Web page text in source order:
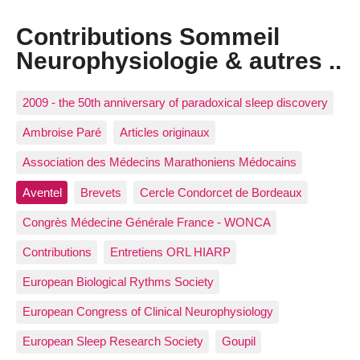
Contributions Sommeil
Neurophysiologie & autres ..
2009 - the 50th anniversary of paradoxical sleep discovery
Ambroise Paré Articles originaux
Association des Médecins Marathoniens Médocains
Aventel Brevets Cercle Condorcet de Bordeaux
Congrès Médecine Générale France - WONCA
Contributions Entretiens ORL HIARP
European Biological Rythms Society
European Congress of Clinical Neurophysiology
European Sleep Research Society Goupil